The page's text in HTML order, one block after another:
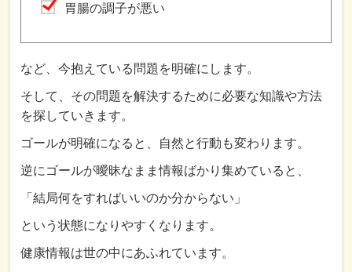
胃腸の調子が悪い
など、今抱えている問題を明確にします。
そして、その問題を解決するために必要な知識や方法
を探していきます。
ゴールが明確になると、自然と行動も変わります。
逆にゴールが曖昧なまま情報ばかり集めていると、
「結局何をすればいいのか分からない」
という状態になりやすくなります。
健康情報は世の中にあふれています。